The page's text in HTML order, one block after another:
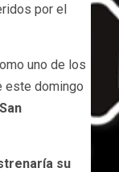
por el
uno de los
este domingo
su